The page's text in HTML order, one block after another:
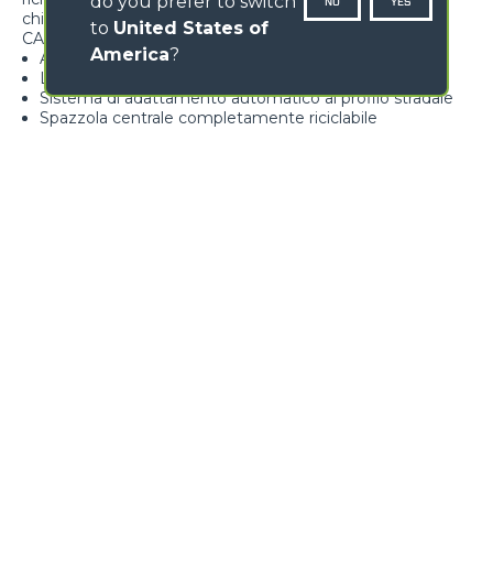
chimici
CARATTERISTICHE
Attrezzatura multifunzione
Lama neve con profilo antiusura reversibile
Sistema di adattamento automatico al profilo stradale
Spazzola centrale completamente riciclabile
to United States of
America?